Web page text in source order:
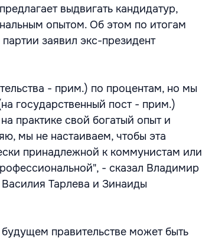
выдвигать кандидатур,
опытом. Об этом по итогам
заявил экс-президент
- прим.) по процентам, но мы
государственный пост - прим.)
практике свой богатый опыт и
мы не настаиваем, чтобы эта
принадлежной к коммунистам или
- сказал Владимир
Тарлева и Зинаиды
правительстве может быть